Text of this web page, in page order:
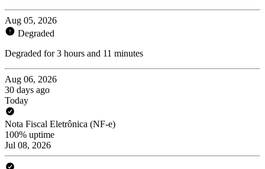
Aug 05, 2026
Degraded
Degraded for 3 hours and 11 minutes
Aug 06, 2026
30 days ago
Today
Nota Fiscal Eletrônica (NF-e)
100% uptime
Jul 08, 2026